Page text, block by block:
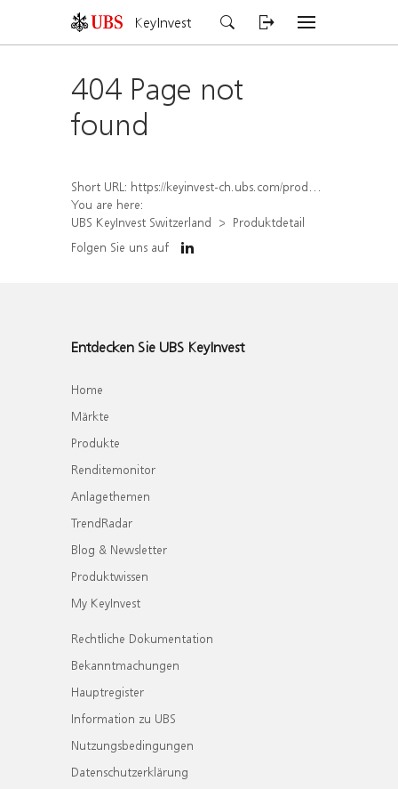
KeyInvest
404 Page not
found
Short URL: https://keyinvest-ch.ubs.com/produkt/detail/index/isin/CH1578798402
You are here:
UBS KeyInvest Switzerland
Produktdetail
Folgen Sie uns auf
Entdecken Sie UBS KeyInvest
Home
Märkte
Produkte
Renditemonitor
Anlagethemen
TrendRadar
Blog & Newsletter
Produktwissen
My KeyInvest
Rechtliche Dokumentation
Bekanntmachungen
Hauptregister
Information zu UBS
Nutzungsbedingungen
Datenschutzerklärung